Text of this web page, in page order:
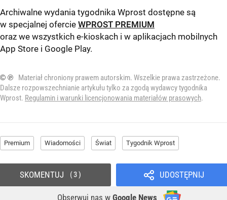
Archiwalne wydania tygodnika Wprost dostępne są
w specjalnej ofercie WPROST PREMIUM
oraz we wszystkich e-kioskach i w aplikacjach mobilnych
App Store i Google Play.
© ℗
Materiał chroniony prawem autorskim. Wszelkie prawa zastrzeżone.
Dalsze rozpowszechnianie artykułu tylko za zgodą wydawcy tygodnika
Wprost. Regulamin i warunki licencjonowania materiałów prasowych.
Premium Wiadomości Świat Tygodnik Wprost
UDOSTĘPNIJ
Obserwuj nas w Google News
SKOMENTUJ 3